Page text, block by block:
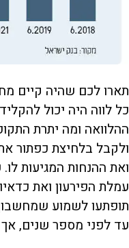
תארו לכם שהיה קיים
כל לווה היה יכול
ההלוואה ומה יתרת
ולקבל בלחיצת כפתור
ואת ההנחות המגיעות
עמלת הפירעון ואת
תופתעו לשמוע
עד לפני מספר שנים,